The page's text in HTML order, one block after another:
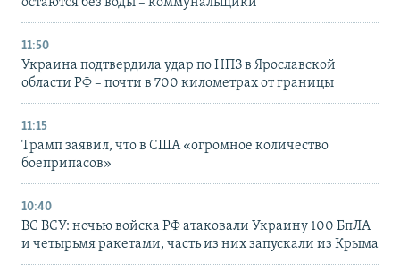
остаются без воды – коммунальщики
11:50
Украина подтвердила удар по НПЗ в Ярославской
области РФ – почти в 700 километрах от границы
11:15
Трамп заявил, что в США «огромное количество
боеприпасов»
10:40
ВС ВСУ: ночью войска РФ атаковали Украину 100 БпЛА
и четырьмя ракетами, часть из них запускали из Крыма